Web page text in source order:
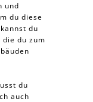
und
du diese
du
du zum
du
auch